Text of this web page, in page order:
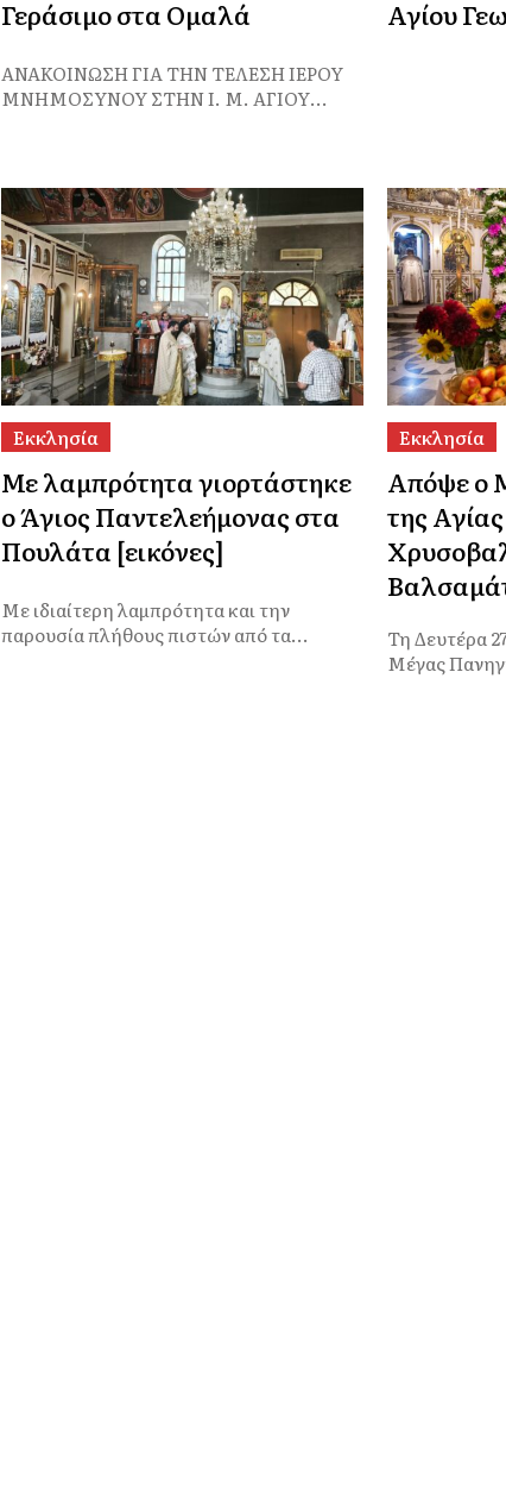
Γεράσιμο στα Ομαλά
ΑΝΑΚΟΙΝΩΣΗ ΓΙΑ ΤΗΝ ΤΕΛΕΣΗ ΙΕΡΟΥ
ΜΝΗΜΟΣΥΝΟΥ ΣΤΗΝ Ι. Μ. ΑΓΙΟΥ...
Αγίου
Εκκλησία
Με λαμπρότητα γιορτάστηκε
ο Άγιος Παντελεήμονας στα
Πουλάτα [εικόνες]
Με ιδιαίτερη λαμπρότητα και την
παρουσία πλήθους πιστών από τα...
Εκκλησία
Απόψε ο
της
Τη Δευτέρα
Μέγας